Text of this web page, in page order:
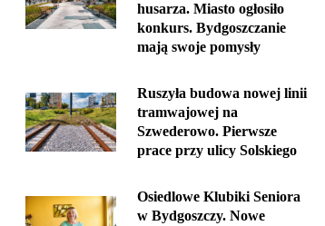
husarza. Miasto ogłosiło
konkurs. Bydgoszczanie
mają swoje pomysły
Ruszyła budowa nowej linii
tramwajowej na
Szwederowo. Pierwsze
prace przy ulicy Solskiego
Osiedlowe Klubiki Seniora
w Bydgoszczy. Nowe